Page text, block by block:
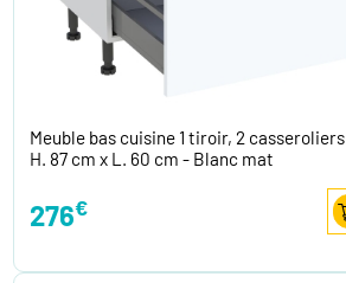
Meuble bas cuisine 1 tiroir, 2 casseroliers
H. 87 cm x L. 60 cm - Blanc mat
276€